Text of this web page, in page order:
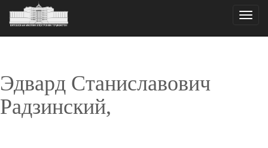
Toggle
Эдвард Станиславович
Радзинский,